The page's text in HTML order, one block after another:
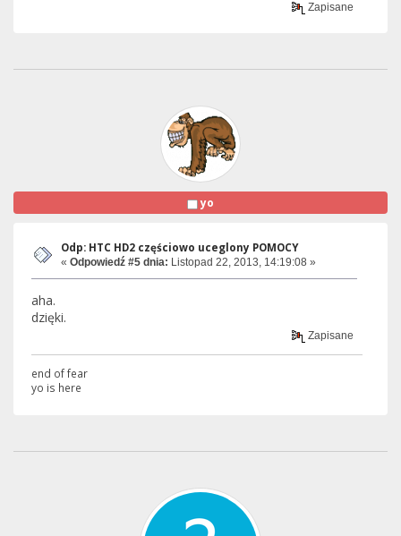
Zapisane
yo
Odp: HTC HD2 częściowo uceglony POMOCY
« Odpowiedź #5 dnia: Listopad 22, 2013, 14:19:08 »
aha.
dzięki.
Zapisane
end of fear
yo is here